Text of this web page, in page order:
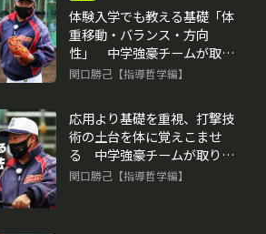
体験入学でも教える基礎「体
重移動・バランス・方向
性」 中学強豪チームが取り
組む練習法
関口勝己【指導哲学編】
応用より基礎を重視、打撃技
術の土台を体に覚えこませ
る 中学強豪チームが取り組
む練習法
関口勝己【指導哲学編】